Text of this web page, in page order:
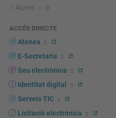
Alumni
ACCÉS DIRECTE
Atenea
E-Secretaria
Seu electrònica
Identitat digital
Serveis TIC
Licitació electrònica